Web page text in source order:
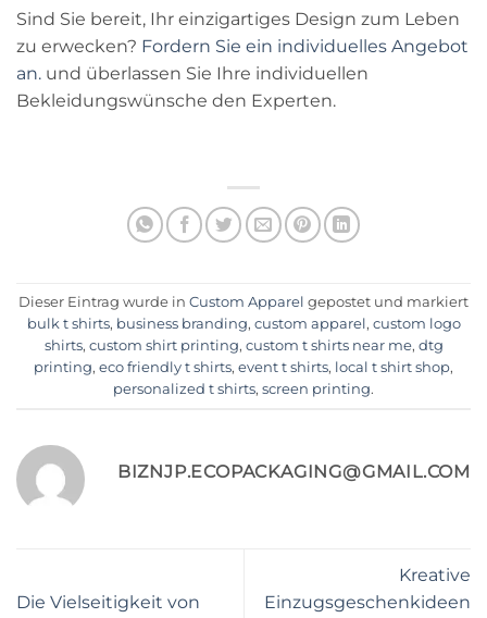
Sind Sie bereit, Ihr einzigartiges Design zum Leben
zu erwecken? Fordern Sie ein individuelles Angebot
an. und überlassen Sie Ihre individuellen
Bekleidungswünsche den Experten.
Dieser Eintrag wurde in Custom Apparel gepostet und markiert
bulk t shirts, business branding, custom apparel , custom logo
shirts, custom shirt printing, custom t shirts near me, dtg
printing, eco friendly t shirts, event t shirts, local t shirt shop,
personalized t shirts, screen printing.
BIZNJP.ECOPACKAGING@GMAIL.COM
Die Vielseitigkeit von
Kreative
Einzugsgeschenkideen